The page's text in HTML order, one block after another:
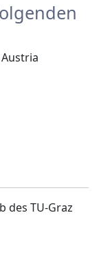
des TU-Graz